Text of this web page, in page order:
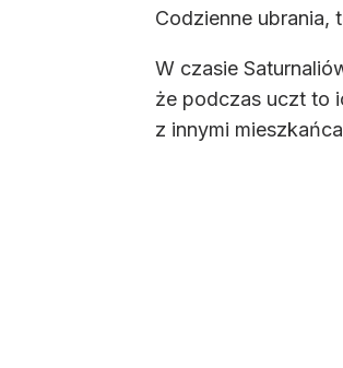
Codzienne
W czasie
że podczas uczt to
z innymi